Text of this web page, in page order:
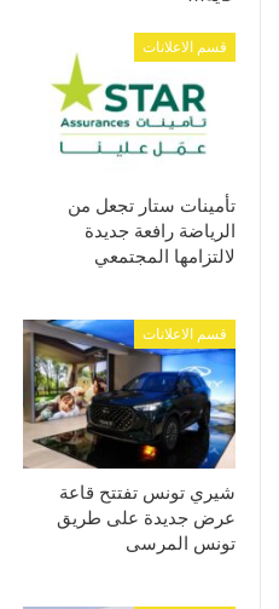
قسم الاعلانات
تأمينات ستار تجعل من
الرياضة رافعة جديدة
لالتزامها المجتمعي
قسم الاعلانات
شيري تونس تفتتح قاعة
عرض جديدة على طريق
تونس المرسى